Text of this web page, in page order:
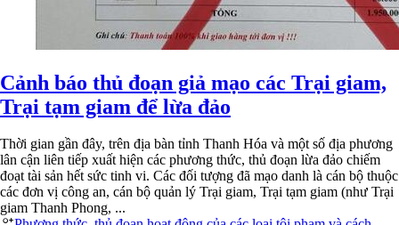
Cảnh báo thủ đoạn giả mạo các Trại giam,
Trại tạm giam để lừa đảo
Thời gian gần đây, trên địa bàn tỉnh Thanh Hóa và một số địa phương
lân cận liên tiếp xuất hiện các phương thức, thủ đoạn lừa đảo chiếm
đoạt tài sản hết sức tinh vi. Các đối tượng đã mạo danh là cán bộ thuộc
các đơn vị công an, cán bộ quản lý Trại giam, Trại tạm giam (như Trại
giam Thanh Phong, ...